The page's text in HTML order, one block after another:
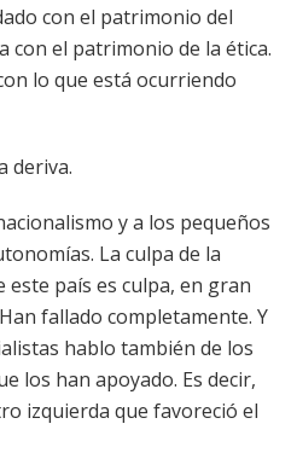
con el patrimonio del
con el patrimonio de la ética.
lo que está ocurriendo
deriva.
y a los pequeños
La culpa de la
país es culpa, en gran
fallado completamente. Y
hablo también de los
los han apoyado. Es decir,
izquierda que favoreció el